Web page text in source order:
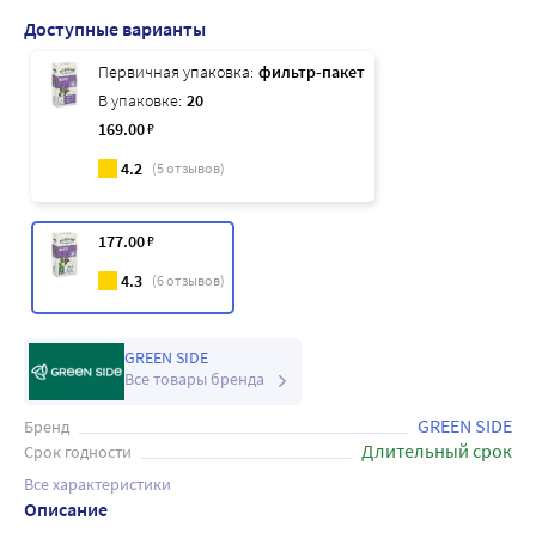
Доступные варианты
Первичная упаковка: фильтр-пакет
В упаковке: 20
169.00₽
4.2 (5отзывов)
177.00₽
4.3 (6отзывов)
GREEN SIDE
Все товары бренда
Бренд GREEN SIDE
Срок годности Длительный срок
Все характеристики
Описание